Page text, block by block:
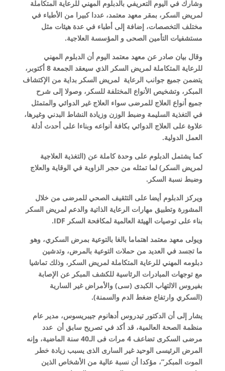
وشارك في اليوم التعريفي بالدبلوم المهني للرعاية المتكاملة
لمريض السكر، بمقر معهد معتمد، عددا كبيرا من الأطباء في
مختلف التخصصات، إضافة إلى أطباء في عدة هيئات مثل
مستشفيات التأمين الصحى و المؤسسة العلاجية.
وقال بيان صادر عن معهد معتمد اليوم أن الدبلوم المهني
للرعاية المتكاملة لمريض السكر الذي سيعقد الجمعة 8 أكتوبر،
يتضمن جميع جوانب الرعاية لمريض السكر بداية من الإكتشاف
المبكر، وتشخيص الأنواع المختلفة للسكر، وصولا إلى شرح
جميع أنواع العلاج للمرضى سواء العلاج غير الدوائي والمتمثل
في التغذية السليمة وضبط الوزن وزيادة النشاط البدني وغيرها،
علاوة على العلاج الدوائي بكافة أنواعه وبناءا على أحدث أدلة
العمل الدولية.
كما يشتمل الدبلوم على وحدة كاملة عن (التغذية العلاجية
لمريض السكر) لما تمثله من حجر الزاوية في الوقاية والعلاج
وضبط نسبة السكر.
ويركز الدبلوم أيضا على التثقيف الصحي للمرضى من خلال
المشورة وتطبيق مهارات الرعاية الذاتية والدعم لمريض السكر
بناء على توصيات الهيئة العالمية لمكافحة السكر IDF.
ويولى معهد معتمد اهتماما بالغا بالتوعية بمرض السكري، وهو
ما تجسد في العديد من حملات التوعية بالمرض، وتدشين
دبلومه المهني للرعاية المتكاملة لمريض السكر، وذلك تماشيا
مع توجهات المبادرات الرئاسية للكشف المبكر عن الإصابة
بفيروس الالتهاب الكبدى (سى) والأمراض غير السارية
(السكري وارتفاع ضغط الدم والسمنة).
يشار إلى أن الدكتور تيدروس أدهانوم جيبريسوس، مدير عام
منظمة الصحة العالمية، قد أكد في تصريح سابق أن عدد
مرضى السكرى تضاعف 4 مرات فى الـ40 سنة الماضية، وإنه
المرض الرئيسى الوحيد غير السارى الذى يسبب زيادة خطر
الموت المبكر”، مؤكدا أن نسبة عالية من الأشخاص الذين